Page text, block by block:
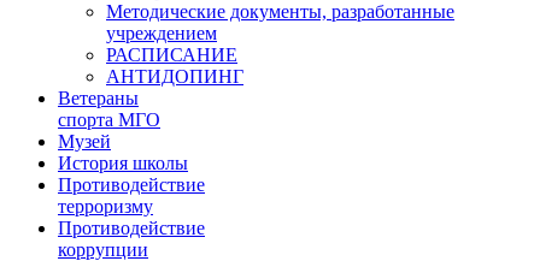
Методические документы, разработанные
учреждением
РАСПИСАНИЕ
АНТИДОПИНГ
Ветераны
спорта МГО
Музей
История школы
Противодействие
терроризму
Противодействие
коррупции